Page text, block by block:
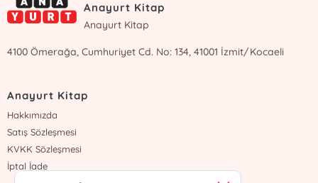
Anayurt Kitap
Anayurt Kitap
4100 Ömerağa, Cumhuriyet Cd. No: 134, 41001 İzmit/Kocaeli
Anayurt Kitap
Hakkımızda
Satış Sözleşmesi
KVKK Sözleşmesi
İptal İade